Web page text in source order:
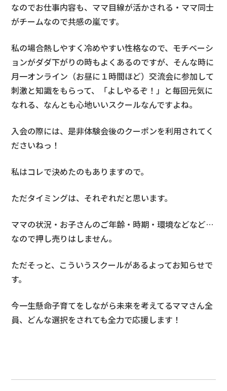
なのでお仕事内容も、ママ目線が活かされる・ママ同士
がチームなので共感の嵐です。
私の場合熱しやすく冷めやすい性格なので、モチベーシ
ョンがダダ下がりの時もよくあるのですが、そんな時に
月一オンライン（お昼に１時間ほど）交流会に参加して
刺激と知識をもらって、「よしやるぞ！」と毎回元気に
なれる、なんとも心地いいスクールなんですよね。
入会の際には、是非体験会後のクーポンを利用されてく
ださいねっ！
私はコレで決めたのもありますので。
ただタイミングは、それぞれだと思います。
ママの状況・お子さんのご年齢・時期・環境などなど…
なので押し売りはしません。
ただそっと、こういうスクールがあるよってお知らせで
す。
今一生懸命子育てをしながら未来を考えてるママさん全
員、どんな選択をされても全力で応援します！